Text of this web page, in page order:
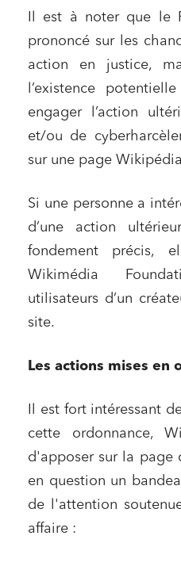
Il est à noter que le
prononcé sur les
action en justice,
l’existence
engager l’action
et/ou de
sur une page
Si une personne a
d’une action
fondement précis,
Wikimédia
utilisateurs d’un
site.
Les actions mises
Il est fort intéressant
cette ordonnance,
d'apposer sur la page
en question un
de l'attention
affaire :
Relations
Associations et acteurs
Immobilier et habitat
Entreprises du
Établissements financiers
Mobilité et transport
Relations sociales et
Services publics et
Commande publique
Projets immobiliers
Environnement
Urbanisme et